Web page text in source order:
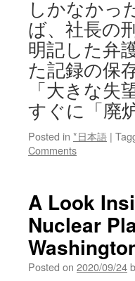
しかなかっ
ば、社長の
明記した弁
た記録の保
「大きな
すぐに「廃
Posted in *日本語 |
Comments
A Look
Nuclear
Posted on 2020/09/24